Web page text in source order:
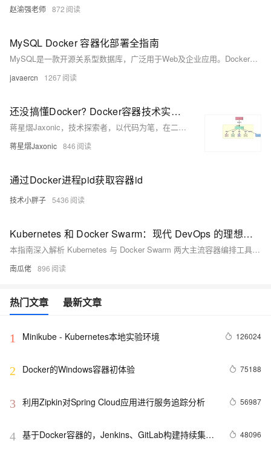
赵渝强老师 872
MySQL Docker 容器化部署全指南
MySQL是一款开源关系型数据库，广泛用于Web及企业应用。Docker容器化部署可解决环境不一致、依赖冲突问题，实现高效、隔离、轻量的MySQL服务运行，支持数据持久化与快速迁移，适用于开发、测试及生产环境。
javaercn 1267
还没搞懂Docker? Docker容器技术实战指南 ! 从入门到企业级应用 !
蒋星熠Jaxonic，技术探索者，以代码为笔，在二进制星河中书写极客诗篇。专注Docker与容器化实践，分享从入门到企业级应用的深度经验，助力开发者乘风破浪，驶向云原生新世界。
蒋星熠Jaxonic 846
通过Docker进程pid获取容器id
技术小胖子 5436
Kubernetes 和 Docker Swarm：现代 DevOps 的理想容器编排工具
本指南深入解析 Kubernetes 与 Docker Swarm 两大主流容器编排工具，涵盖安装、架构、网络、监控等核心维度，助您根据团队能力与业务需求精准选型，把握云原生时代的技术主动权。
南瓜佬 896
热门文章 最新文章
1 Minikube - Kubernetes本地实验环境 126024
2 Docker的Windows容器初体验 75188
3 利用Zipkin对Spring Cloud应用进行服务追踪分析 56987
4 基于Docker容器的，Jenkins、GitLab构建持续集成
48096